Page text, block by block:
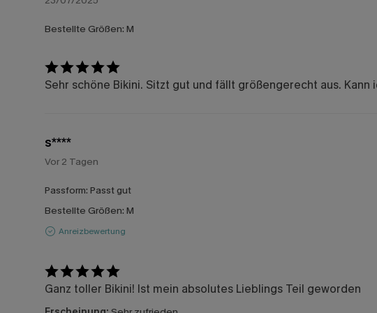
Bestellte Größen: M
Sehr schöne Bikini. Sitzt gut und fällt größengerecht aus.
s****
Vor 2 Tagen
Passform: Passt gut
Bestellte Größen: M
Anreizbewertung
Ganz toller Bikini! Ist mein absolutes Lieblings Teil geworden